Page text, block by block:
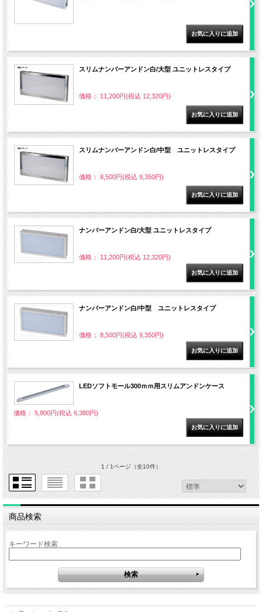
スリムナンバーアンドン白/大型 ユニットレスタイプ
価格： 11,200円(税込 12,320円)
スリムナンバーアンドン白/中型 ユニットレスタイプ
価格： 8,500円(税込 9,350円)
ナンバーアンドン白/大型 ユニットレスタイプ
価格： 11,200円(税込 12,320円)
ナンバーアンドン白/中型 ユニットレスタイプ
価格： 8,500円(税込 9,350円)
LEDソフトモール300ｍｍ用スリムアンドンケース
価格： 5,800円(税込 6,380円)
1 / 1ページ（全10件）
商品検索
キーワード検索